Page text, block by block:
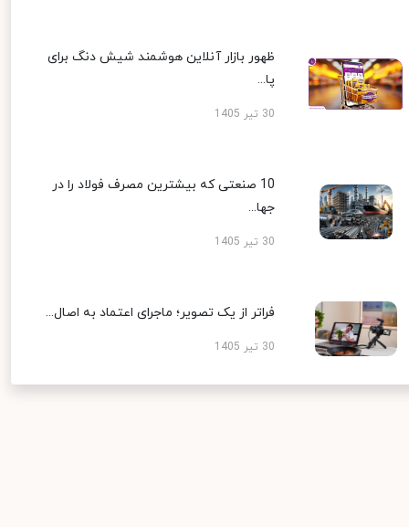
ظهور بازار آنلاین هوشمند شیش دنگ برای
پا...
30 تیر 1405
10 صنعتی که بیشترین مصرف فولاد را در
جها...
30 تیر 1405
فراتر از یک تصویر؛ ماجرای اعتماد به اصال...
30 تیر 1405